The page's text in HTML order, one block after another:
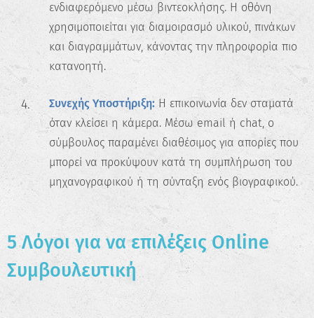
ενδιαφερόμενο μέσω βιντεοκλήσης. Η οθόνη
χρησιμοποιείται για διαμοιρασμό υλικού, πινάκων
και διαγραμμάτων, κάνοντας την πληροφορία πιο
κατανοητή.
Συνεχής Υποστήριξη:Η επικοινωνία δεν σταματά
όταν κλείσει η κάμερα. Μέσω email ή chat, ο
σύμβουλος παραμένει διαθέσιμος για απορίες που
μπορεί να προκύψουν κατά τη συμπλήρωση του
μηχανογραφικού ή τη σύνταξη ενός βιογραφικού.
5 Λόγοι για να επιλέξεις Online
Συμβουλευτική